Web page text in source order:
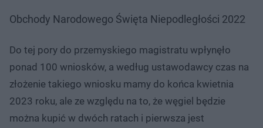
Obchody Narodowego Święta Niepodległości 2022
Do tej pory do przemyskiego magistratu wpłynęło
ponad 100 wniosków, a według ustawodawcy czas na
złożenie takiego wniosku mamy do końca kwietnia
2023 roku, ale ze względu na to, że węgiel będzie
można kupić w dwóch ratach i pierwsza jest